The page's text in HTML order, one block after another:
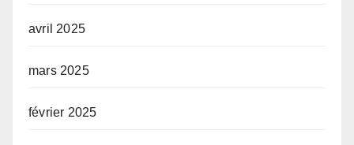
avril 2025
mars 2025
février 2025